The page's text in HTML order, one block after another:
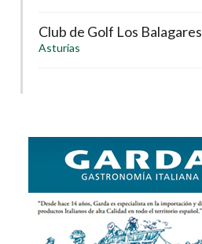
Club de Golf Los Balagares
Asturias